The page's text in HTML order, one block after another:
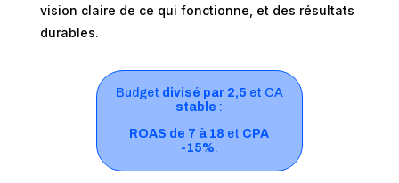
vision claire de ce qui fonctionne, et des résultats
durables.
Budget divisé par 2,5 et CA
stable :
ROAS de 7 à 18 et CPA
-15%.